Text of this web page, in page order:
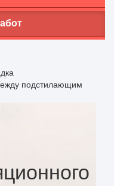
подстилающим